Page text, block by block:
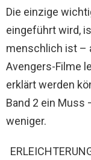
Die einzige
eingeführt wird,
menschlich ist –
Avengers-Filme
erklärt werden
Band 2 ein Muss
weniger.